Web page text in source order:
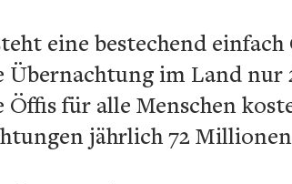
eine bestechend
Übernachtung im Land nur
Öffis für alle Menschen
jährlich 72